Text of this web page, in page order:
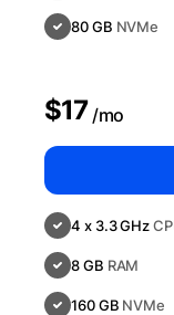
80 GB NVMe
4 x 3.3 GHz
8 GB RAM
160 GB NVMe
$17 /mo